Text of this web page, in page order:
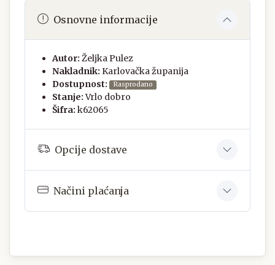
Osnovne informacije
Autor: Željka Pulez
Nakladnik: Karlovačka županija
Dostupnost:
Rasprodano
Stanje:Vrlo dobro
Šifra: k62065
Opcije dostave
Načini plaćanja